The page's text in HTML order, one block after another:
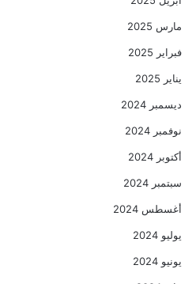
مارس 2025
فبراير 2025
يناير 2025
ديسمبر 2024
نوفمبر 2024
أكتوبر 2024
سبتمبر 2024
أغسطس 2024
يوليو 2024
يونيو 2024